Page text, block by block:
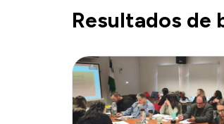
Resultados de